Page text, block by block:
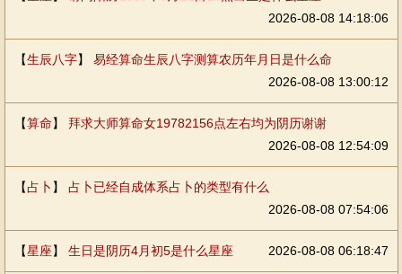
2026-08-08 14:18:06
【生辰八字】 易经算命生辰八字测算农历年月日是什么命
2026-08-08 13:00:12
【算命】 拜求大师算命女19782156点左右均为阴历谢谢
2026-08-08 12:54:09
【占卜 】 占卜已经自成体系占卜的类型有什么
2026-08-08 07:54:06
【星座】 生日是阴历4月初5是什么星座 2026-08-08 06:18:47